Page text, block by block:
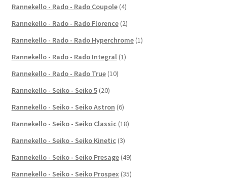
Rannekello - Rado - Rado Coupole (4)
Rannekello - Rado - Rado Florence (2)
Rannekello - Rado - Rado Hyperchrome (1)
Rannekello - Rado - Rado Integral (1)
Rannekello - Rado - Rado True (10)
Rannekello - Seiko - Seiko 5 (20)
Rannekello - Seiko - Seiko Astron (6)
Rannekello - Seiko - Seiko Classic (18)
Rannekello - Seiko - Seiko Kinetic (3)
Rannekello - Seiko - Seiko Presage (49)
Rannekello - Seiko - Seiko Prospex (35)